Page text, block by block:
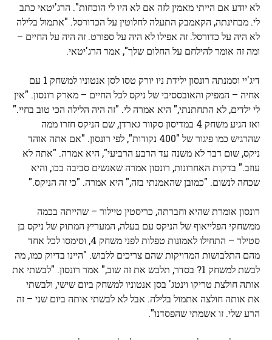
לא יודע אם הייתי מאמין לזה אם לא היו לי הוכחות". הרג'יטאי כתב
לי. מבחינתה, הקאמבק התעלה לחלוטין על הכדורסל. "אתמול בלילה
לא היה על כדורסל. זה אפילו לא היה על ספורט. זה היה על החיים –
ומה זה אומר להילחם על החלום שלך", אמר הרג'יטאי.
דיג'יי וסמנתה רונסון ילידת ניו יורק טסו לסן אנטוניו למשחק 1 עם
אחיה – המפיק והאובססיבי של ניקס לכל החיים – מארק רונסון. "אין
לי ילדים, לא התחתנתי," היא אמרה לי. "זה היה הלילה הכי טוב בחיי."
ואז הגיע משחק 4 במדיסון סקוור גארדן, שם הניקס חזרו ממה
שהרגיש כמו פיגור של "400 נקודות", לפי רונסון. "אם אתה אוהד
ניקס, שום דבר לא משנה עד הרבע הרביעי", היא אמרה. "אתה לא
עוזב." בדקות האחרונות, רונסון אמרה שאנשים סביבה בכו, והיא
שכחה לנשום. "כמובן שהאמנתי בזה," היא אמרה. "כי זה הניקס."
רונסון אומרת שהיא וחברתה, כריסטין טיילור – שהייתה בכמה
ממשחקי הפלייאוף של הניקס עם בעלה, המעריץ המתוק של ניקס בן
סטילר – התחילו לאמונות טפלות לפני משחק 4, וסימסו לכל אחד
מהם התלבושות המדויקות שהם צריכים ללבוש. "היינו בדיוק כמו, מה
לבשת למשחק 1? בסדר, תלבש את זה שוב," אמר רונסון. "לבשתי את
אותה חולצת טריקו וינטג' בסן אנטוניו למשחק ביום שישי, ולבשתי
את אותה חולצה אתמול בלילה. אבל לא לבשתי אותה ביום שני – זה
הרע שלי. זו אשמתי שהפסדנו".